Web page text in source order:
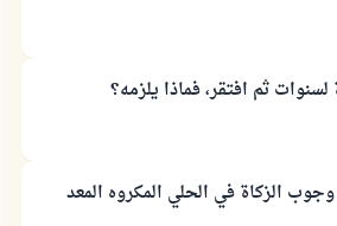
ثم افتقر، فماذا يلزمه؟
الزكاة في الحلي المكروه المعد